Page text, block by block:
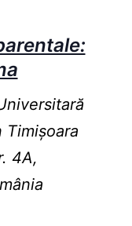
Timişoara
4A,